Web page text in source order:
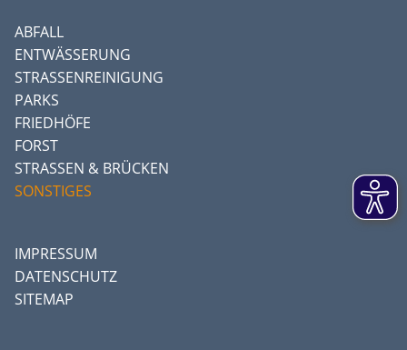
ABFALL
ENTWÄSSERUNG
STRASSENREINIGUNG
PARKS
FRIEDHÖFE
FORST
STRASSEN & BRÜCKEN
SONSTIGES
IMPRESSUM
DATENSCHUTZ
SITEMAP